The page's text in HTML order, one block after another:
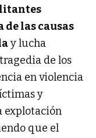
las causas
y lucha
de los
en violencia
y
explotación
que el